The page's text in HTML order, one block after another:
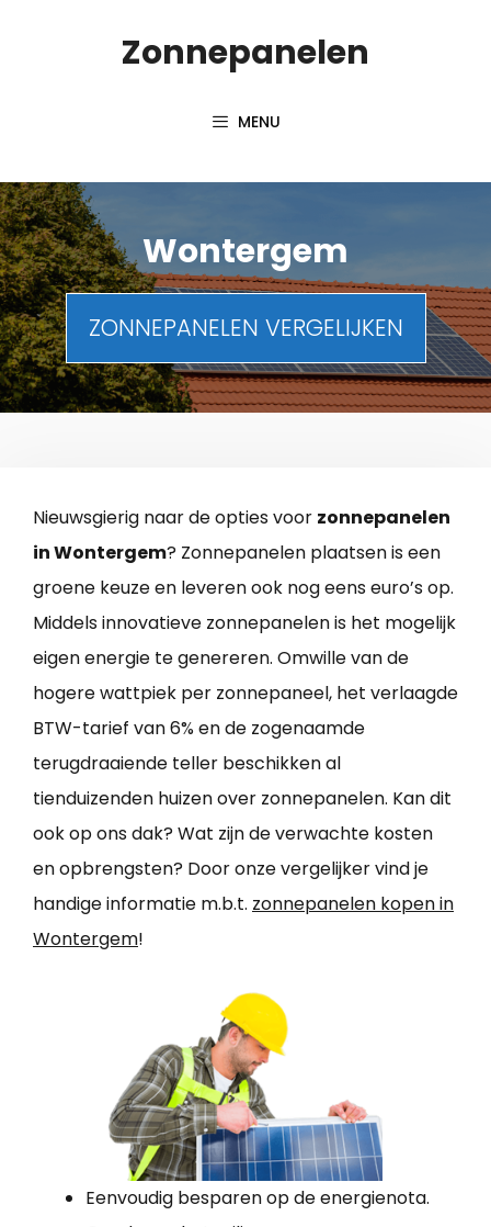
Zonnepanelen
MENU
Wontergem
ZONNEPANELEN VERGELIJKEN
Nieuwsgierig naar de opties voor zonnepanelen
in Wontergem? Zonnepanelen plaatsen is een
groene keuze en leveren ook nog eens euro’s op.
Middels innovatieve zonnepanelen is het mogelijk
eigen energie te genereren. Omwille van de
hogere wattpiek per zonnepaneel, het verlaagde
BTW-tarief van 6% en de zogenaamde
terugdraaiende teller beschikken al
tienduizenden huizen over zonnepanelen. Kan dit
ook op ons dak? Wat zijn de verwachte kosten
en opbrengsten? Door onze vergelijker vind je
handige informatie m.b.t. zonnepanelen kopen in
Wontergem!
Eenvoudig besparen op de energienota.